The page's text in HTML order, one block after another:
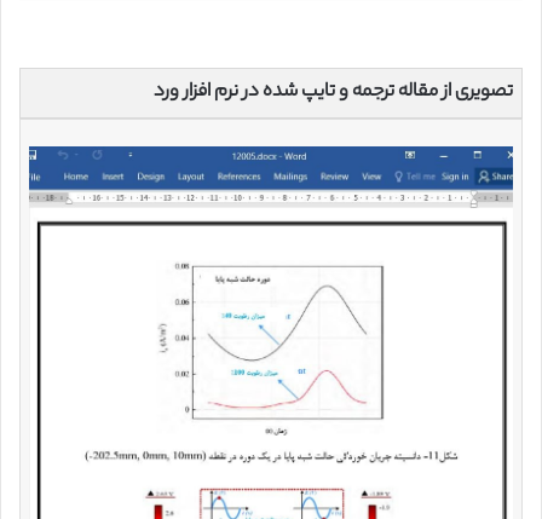
تصویری از مقاله ترجمه و تایپ شده در نرم افزار ورد